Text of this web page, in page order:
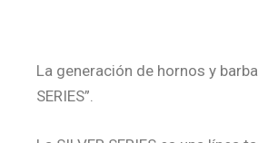
La generación de hornos y
SERIES”.